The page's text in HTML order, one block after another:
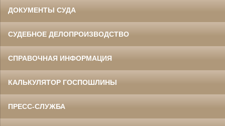
ДОКУМЕНТЫ СУДА
СУДЕБНОЕ ДЕЛОПРОИЗВОДСТВО
СПРАВОЧНАЯ ИНФОРМАЦИЯ
КАЛЬКУЛЯТОР ГОСПОШЛИНЫ
ПРЕСС-СЛУЖБА